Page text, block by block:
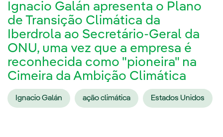
Ignacio Galán apresenta o Plano
de Transição Climática da
Iberdrola ao Secretário-Geral da
ONU, uma vez que a empresa é
reconhecida como "pioneira" na
Cimeira da Ambição Climática
Ignacio Galán ação climática Estados Unidos